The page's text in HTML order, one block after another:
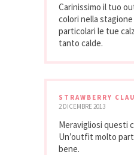
Carinissimo il tuo
colori nella
particolari le tue
tanto calde.
STRAWBERRY
2 DICEMBRE 2013
Meravigliosi questi
Un’outfit molto
bene.